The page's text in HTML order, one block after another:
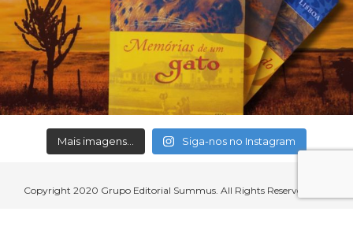
Mais imagens... Siga-nos no Instagram
Copyright 2020 Grupo Editorial Summus. All Rights Reserved.